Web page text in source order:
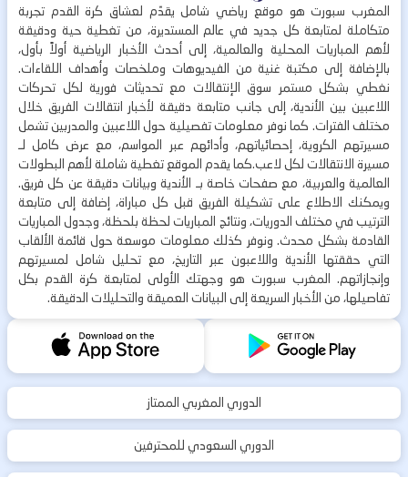
المغرب سبورت هو موقع رياضي شامل يقدّم لعشاق كرة القدم تجربة
متكاملة لمتابعة كل جديد في عالم المستديرة، من تغطية حية ودقيقة
لأهم المباريات المحلية والعالمية، إلى أحدث الأخبار الرياضية أولاً بأول،
بالإضافة إلى مكتبة غنية من الفيديوهات وملخصات وأهداف اللقاءات.
نغطي بشكل مستمر سوق الإنتقالات مع تحديثات فورية لكل تحركات
اللاعبين بين الأندية، إلى جانب متابعة دقيقة لأخبار انتقالات الفريق خلال
مختلف الفترات. كما نوفر معلومات تفصيلية حول اللاعبين والمدربين تشمل
مسيرتهم الكروية، إحصائياتهم، وأدائهم عبر المواسم، مع عرض كامل لـ
مسيرة الانتقالات لكل لاعب.كما يقدم الموقع تغطية شاملة لأهم البطولات
العالمية والعربية، مع صفحات خاصة بـ الأندية وبيانات دقيقة عن كل فريق.
ويمكنك الاطلاع على تشكيلة الفريق قبل كل مباراة، إضافة إلى متابعة
الترتيب في مختلف الدوريات، ونتائج المباريات لحظة بلحظة، وجدول المباريات
القادمة بشكل محدث. ونوفر كذلك معلومات موسعة حول قائمة الألقاب
التي حققتها الأندية واللاعبون عبر التاريخ، مع تحليل شامل لمسيرتهم
وإنجازاتهم. المغرب سبورت هو وجهتك الأولى لمتابعة كرة القدم بكل
تفاصيلها، من الأخبار السريعة إلى البيانات العميقة والتحليلات الدقيقة.
الدوري المغربي الممتاز
الدوري السعودي للمحترفين